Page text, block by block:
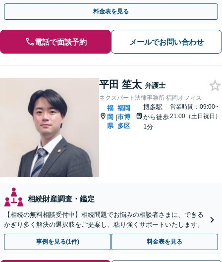
侵害額請求が有効」【夜間・休日相談可】【完全個室相談】
料金表を見る
電話で面談予約 メールでお問い合わせ
平田 笙太 弁護士
ネクスパート法律事務所 福岡オフィス
福
岡
県
|
福岡
市博
多区
博多駅
から徒歩
1分
営業時間：09:00~
21:00（土日祝日）
相続財産調査・鑑定
【相続の無料相談受付中】相続問題でお悩みの相談者さまに、できる
かぎり多く解決の選択肢をご提案し、粘り強くサポートいたします。
事例を見る(1件) 料金表を見る